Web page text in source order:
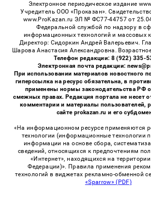
Электронное периодическое издание
Учредитель ООО «Проказан».
www.ProKazan.ru ЭЛ № ФС77-44757 от
Федеральной службой по надзору в
информационных технологий и массовых
Директор: Сидоркин Андрей Валерьевич.
Шарова Анастасия Александровна.
Телефон редакции: 8 (922) 335-
Электронная почта редакции:
При использовании материалов новостного
гиперссылка на ресурс обязательна, в
применены нормы законодательства РФ
смежных правах. Редакция портала не несет
комментарии и материалы пользователей,
сайте prokazan.ru и его
«На информационном ресурсе применяются
технологии (информационные технологии
информации на основе сбора,
сведений, относящихся к предпочтениям
«Интернет», находящихся на
Федерации)». Правила применения
технологий в виджетах рекламно-обменной
«Sparrow» (PDF)